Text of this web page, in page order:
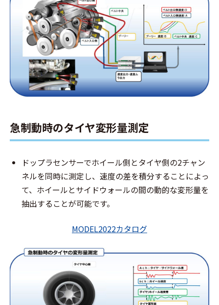
急制動時のタイヤ変形量測定
ドップラセンサーでホイール側とタイヤ側の2チャン
ネルを同時に測定し、速度の差を積分することによっ
て、ホイールとサイドウォールの間の動的な変形量を
抽出することが可能です。
MODEL2022カタログ